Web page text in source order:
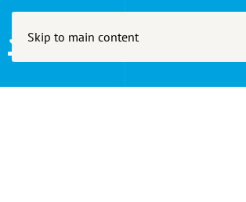
Skip to main content